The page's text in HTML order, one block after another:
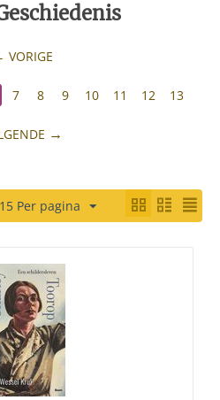
VORIGE
7 8 9 10 11 12 13
15 Per pagina